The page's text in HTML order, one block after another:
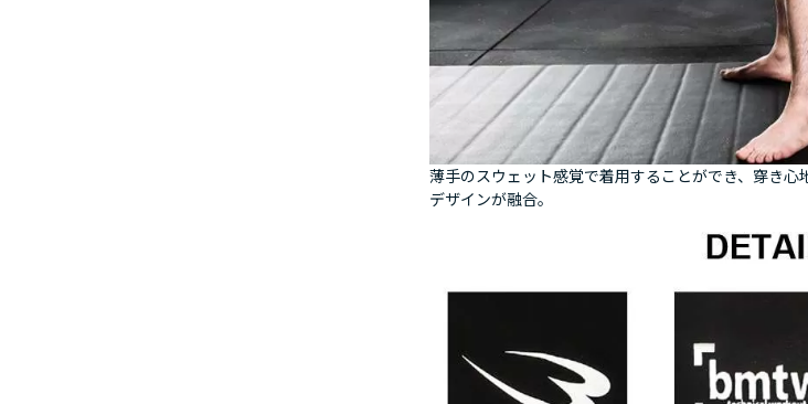
薄手のスウェット感覚で着用することができ、穿き
デザインが融合。